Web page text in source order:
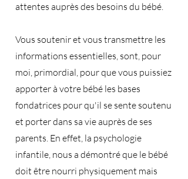
attentes auprès des besoins du bébé.
Vous soutenir et vous transmettre les
informations essentielles, sont, pour
moi, primordial, pour que vous puissiez
apporter à votre bébé les bases
fondatrices pour qu'il se sente soutenu
et porter dans sa vie auprès de ses
parents. En effet, la psychologie
infantile, nous a démontré que le bébé
doit être nourri physiquement mais